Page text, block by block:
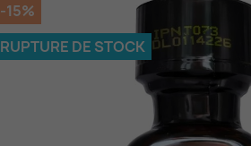
-15%
RUPTURE DE STOCK